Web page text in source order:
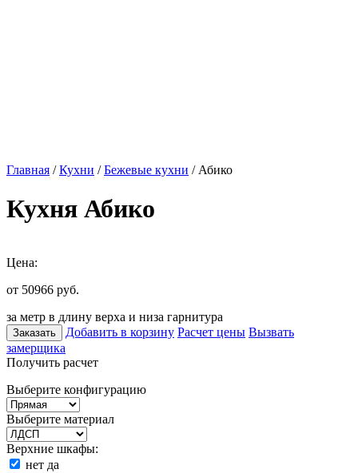
Главная /Кухни /Бежевые кухни / Абико
Кухня Абико
Цена:
от 50966 руб.
за метр в длину верха и низа гарнитура
Заказать Добавить в корзину Расчет цены Вызвать
замерщика
Получить расчет
Выберите конфигурацию
Выберите материал
Верхние шкафы:
нет да